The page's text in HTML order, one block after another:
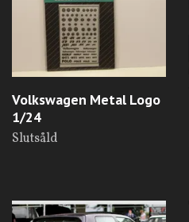
Volkswagen Metal Logo
1/24
Slutsåld